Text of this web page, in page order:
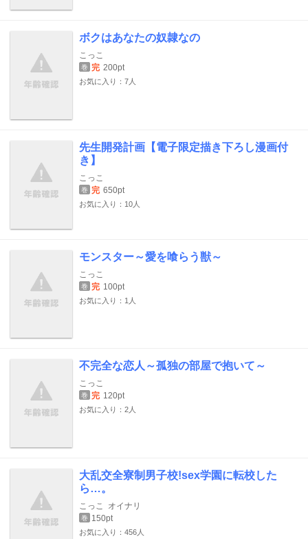
ボクはあなたの奴隷なの
こっこ
巻 完 200pt
お気に入り：7人
先生開発計画【電子限定描き下ろし漫画付
き】
こっこ
巻 完 650pt
お気に入り：10人
モンスター～愛を喰らう獣～
こっこ
巻 完 100pt
お気に入り：1人
不完全な恋人～孤独の部屋で抱いて～
こっこ
巻 完 120pt
お気に入り：2人
大乱交全寮制男子校!sex学園に転校した
ら…。
こっこ オイナリ
巻 150pt
お気に入り：456人